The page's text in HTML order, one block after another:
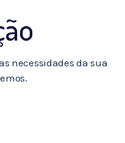
necessidades da sua